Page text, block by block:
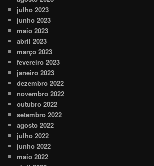
julho 2023
junho 2023
maio 2023
abril 2023
março 2023
fevereiro 2023
janeiro 2023
dezembro 2022
novembro 2022
outubro 2022
setembro 2022
agosto 2022
julho 2022
junho 2022
maio 2022